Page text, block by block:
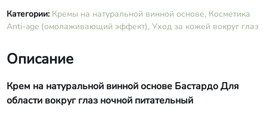
Категории: Кремы на натуральной винной основе, Косметика
Anti-age (омолаживающий эффект), Уход за кожей вокруг глаз
Описание
Крем на натуральной винной основе Бастардо Для
области вокруг глаз ночной питательный